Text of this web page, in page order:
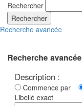
Rechercher
Rechercher
Recherche avancée
Recherche avancée
Description :
Commence par
Libellé exact